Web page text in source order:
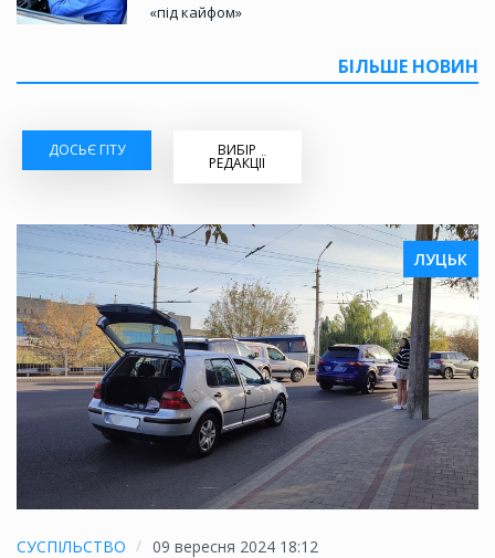
«під кайфом»
БІЛЬШЕ НОВИН
ДОСЬЄ ГІТУ ВИБІР
РЕДАКЦІЇ
ЛУЦЬК
СУСПІЛЬСТВО
09 вересня 2024 18:12